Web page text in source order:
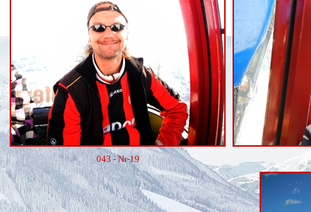
043 - Nr-19